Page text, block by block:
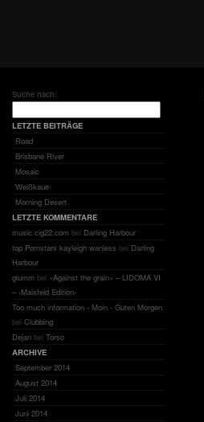
Suche nach:
LETZTE BEITRÄGE
Road
Brisbane River
Mosaic
Weißkaue
Morning Desert
LETZTE KOMMENTARE
music.cig22.com bei Darling Harbour
top Pornstars kayleigh wanless bei Darling
Harbour
glumm bei «Against the grain» – LIDOMA VI
– ‹Maisfeld Edition›
Too much information - Moin - Guten Morgen
bei Clubbing
Dejan bei Torso
ARCHIVE
September 2014
August 2014
Juli 2014
Juni 2014